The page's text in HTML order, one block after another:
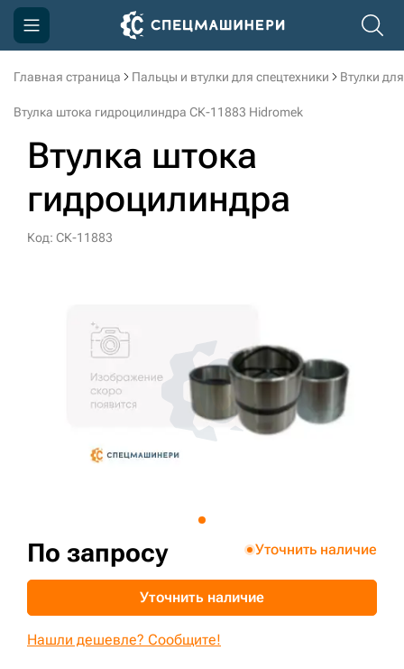
Главная страница Пальцы и втулки для спецтехники Втулки
Втулка штока гидроцилиндра СК-11883 Hidromek
Втулка штока
гидроцилиндра
Код: СК-11883
По запросу Уточнить наличие
Уточнить наличие
Нашли дешевле? Сообщите!
Компания
Доставка и оплата
Информация
Контакты
sksale@skdst.ru
+7 (499) 394-50-93